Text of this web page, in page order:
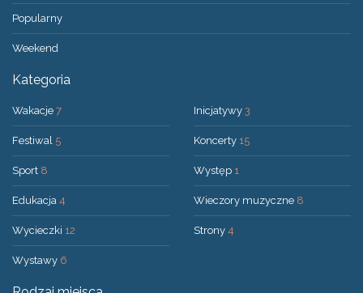
Popularny
Weekend
Kategoria
Wakacje 7
Festiwal 5
Sport 8
Edukacja 4
Wycieczki 12
Wystawy 6
Inicjatywy 3
Koncerty 15
Występ 1
Wieczory muzyczne 8
Strony 4